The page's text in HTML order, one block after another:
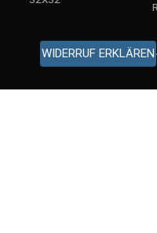
WIDERRUF ERKLÄREN